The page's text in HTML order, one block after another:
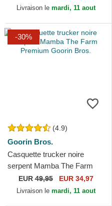
New Era
Livraison le mardi, 11 aout
-30%
(4.9)
Goorin Bros.
Casquette trucker noire
serpent Mamba The Farm
Premium Goorin Bros.
EUR49,95 EUR 34,97
Livraison le mardi, 11 aout